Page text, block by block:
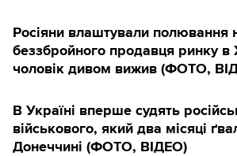
Росіяни влаштували полювання
беззбройного продавця ринку в
чоловік дивом вижив (ФОТО,
В Україні вперше судять
військового, який два місяці
Донеччині (ФОТО, ВІДЕО)